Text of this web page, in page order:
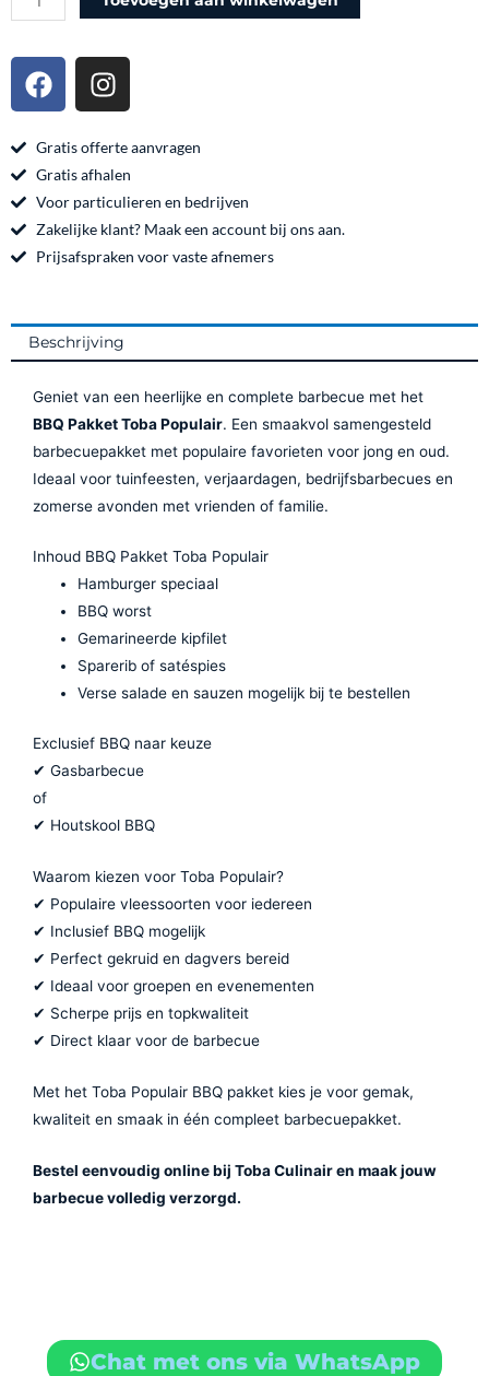
Pakket
Toba
Populair
F
a
e
b
o
o
k
I
n
t
a
g
r
a
Gratis offerte aanvragen
Gratis afhalen
Voor particulieren en bedrijven
Zakelijke klant? Maak een account bij ons aan.
Prijsafspraken voor vaste afnemers
Beschrijving
Geniet van een heerlijke en complete barbecue met het
BBQ Pakket Toba Populair. Een smaakvol samengesteld
barbecuepakket met populaire favorieten voor jong en oud.
Ideaal voor tuinfeesten, verjaardagen, bedrijfsbarbecues en
zomerse avonden met vrienden of familie.
Inhoud BBQ Pakket Toba Populair
Hamburger speciaal
BBQ worst
Gemarineerde kipfilet
Sparerib of satéspies
Verse salade en sauzen mogelijk bij te bestellen
Exclusief BBQ naar keuze
✔ Gasbarbecue
of
✔ Houtskool BBQ
Waarom kiezen voor Toba Populair?
✔ Populaire vleessoorten voor iedereen
✔ Inclusief BBQ mogelijk
✔ Perfect gekruid en dagvers bereid
✔ Ideaal voor groepen en evenementen
✔ Scherpe prijs en topkwaliteit
✔ Direct klaar voor de barbecue
Met het Toba Populair BBQ pakket kies je voor gemak,
kwaliteit en smaak in één compleet barbecuepakket.
Bestel eenvoudig online bij Toba Culinair en maak jouw
barbecue volledig verzorgd.
Chat met ons via WhatsApp